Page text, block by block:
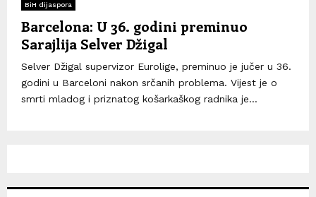
BiH dijaspora
Barcelona: U 36. godini preminuo
Sarajlija Selver Džigal
Selver Džigal supervizor Eurolige, preminuo je jučer u 36.
godini u Barceloni nakon srčanih problema. Vijest je o
smrti mladog i priznatog košarkaškog radnika je...